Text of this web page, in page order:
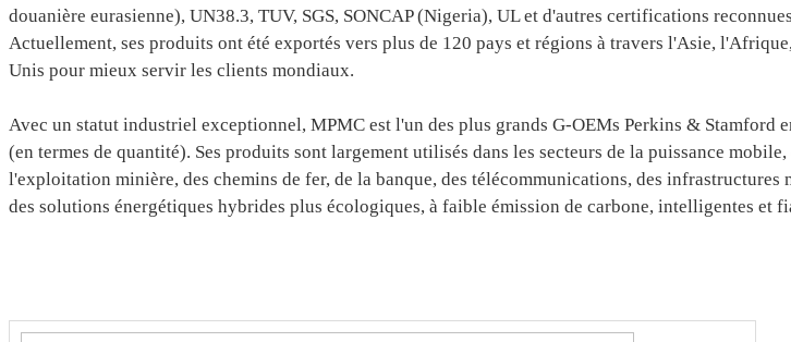
douanière eurasienne), UN38.3, TUV, SGS, SONCAP (Nigeria), UL et d'autres certifications
Actuellement, ses produits ont été exportés vers plus de 120 pays et régions à travers l'Asie,
Unis pour mieux servir les clients mondiaux.
Avec un statut industriel exceptionnel, MPMC est l'un des plus grands G-OEMs Perkins & Stamford
(en termes de quantité). Ses produits sont largement utilisés dans les secteurs de la puissance
l'exploitation minière, des chemins de fer, de la banque, des télécommunications, des
des solutions énergétiques hybrides plus écologiques, à faible émission de carbone, intelligentes et